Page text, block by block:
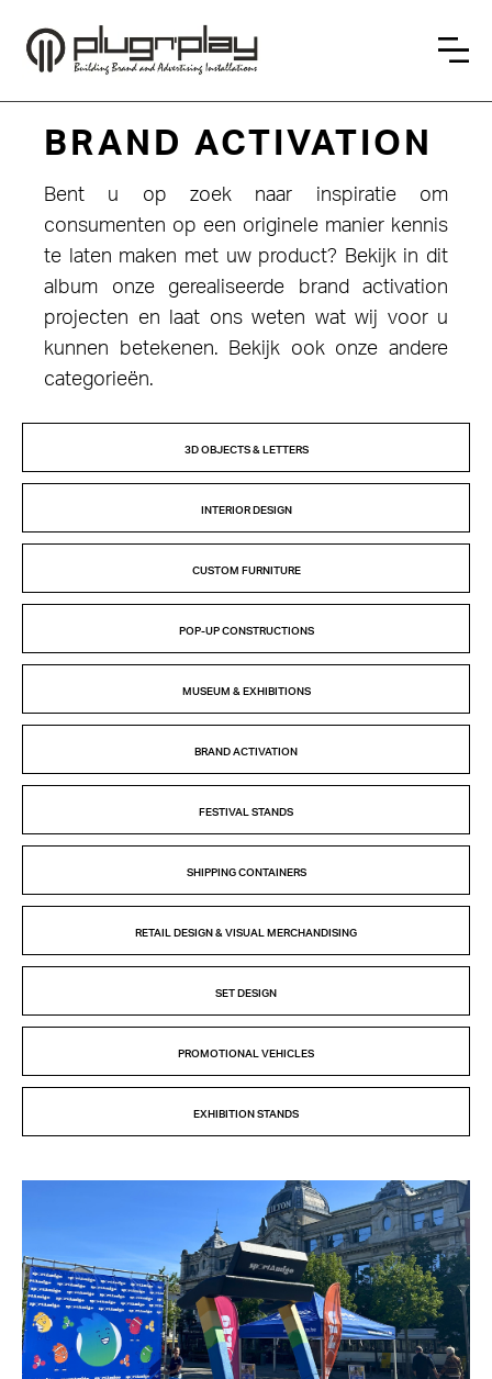
BRAND ACTIVATION
Bent u op zoek naar inspiratie om
consumenten op een originele manier kennis
te laten maken met uw product? Bekijk in dit
album onze gerealiseerde brand activation
projecten en laat ons weten wat wij voor u
kunnen betekenen. Bekijk ook onze andere
categorieën.
3D OBJECTS & LETTERS
INTERIOR DESIGN
CUSTOM FURNITURE
POP-UP CONSTRUCTIONS
MUSEUM & EXHIBITIONS
BRAND ACTIVATION
FESTIVAL STANDS
SHIPPING CONTAINERS
RETAIL DESIGN & VISUAL MERCHANDISING
SET DESIGN
PROMOTIONAL VEHICLES
EXHIBITION STANDS